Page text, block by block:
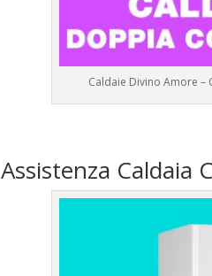
Caldaie Divino Amore –
Assistenza Caldaia